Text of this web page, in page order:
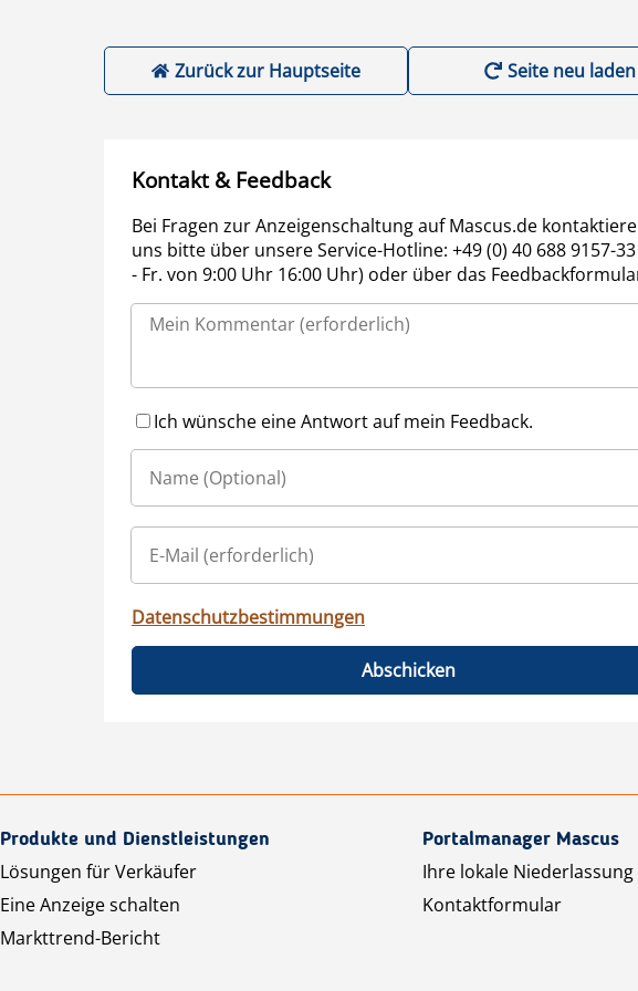
Zurück zur Hauptseite Seite neu laden
Kontakt & Feedback
Bei Fragen zur Anzeigenschaltung auf Mascus.de
uns bitte über unsere Service-Hotline: +49 (0) 40 688 9157-
- Fr. von 9:00 Uhr 16:00 Uhr) oder über das
Ich wünsche eine Antwort auf mein Feedback.
Datenschutzbestimmungen
Abschicken
Produkte und Dienstleistungen
Lösungen für Verkäufer
Eine Anzeige schalten
Markttrend-Bericht
Portalmanager Mascus
Ihre lokale Niederlassung
Kontaktformular